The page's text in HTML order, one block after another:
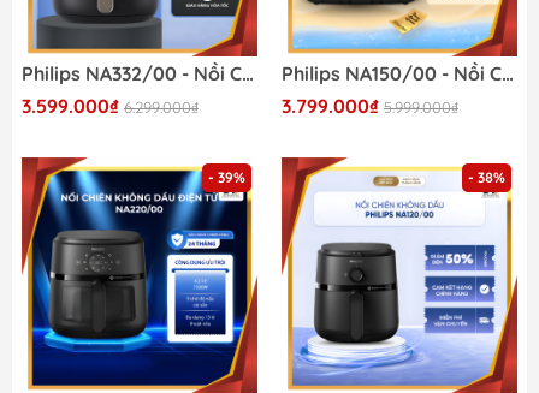
Philips NA332/00 - Nồi Chiên Không Dầu Hiện Đại 2026
3.599.000₫ 6.299.000₫
Philips NA150/00 - Nồi Chiên Không Dầu Hiện Đại 2026
3.799.000₫ 5.999.000₫
- 39% - 38%